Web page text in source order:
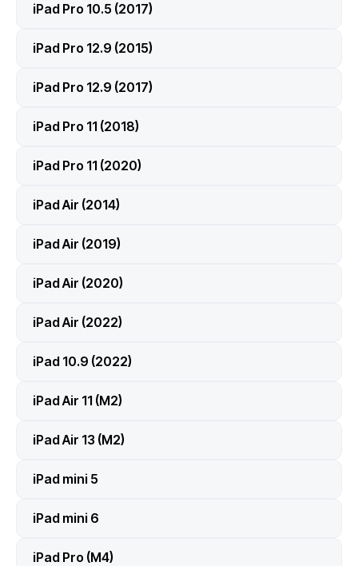
iPad Pro 10.5 (2017)
iPad Pro 12.9 (2015)
iPad Pro 12.9 (2017)
iPad Pro 11 (2018)
iPad Pro 11 (2020)
iPad Air (2014)
iPad Air (2019)
iPad Air (2020)
iPad Air (2022)
iPad 10.9 (2022)
iPad Air 11 (M2)
iPad Air 13 (M2)
iPad mini 5
iPad mini 6
iPad Pro (M4)